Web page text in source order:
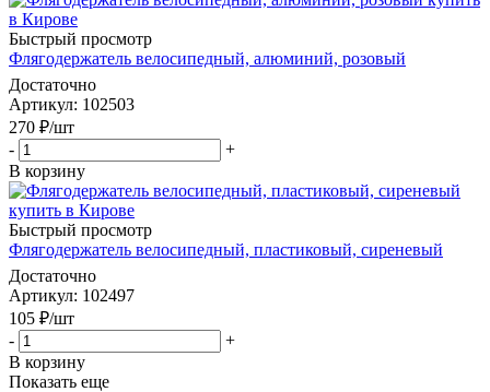
Быстрый просмотр
Флягодержатель велосипедный, алюминий, розовый
Достаточно
Артикул: 102503
270 ₽/шт
-
+
В корзину
Быстрый просмотр
Флягодержатель велосипедный, пластиковый, сиреневый
Достаточно
Артикул: 102497
105 ₽/шт
-
+
В корзину
Показать еще